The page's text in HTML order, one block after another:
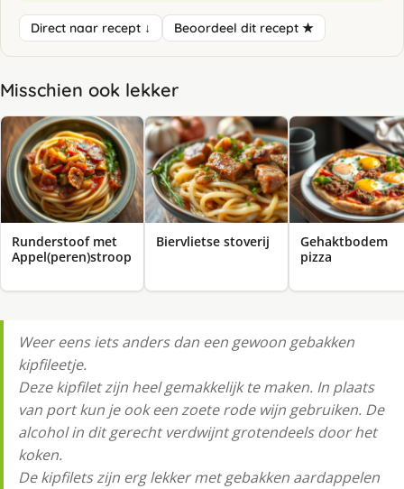
Direct naar recept ↓ Beoordeel dit recept ★
Misschien ook lekker
Runderstoof met
Appel(peren)stroop
Biervlietse stoverij
Gehaktbodem
pizza
Weer eens iets anders dan een gewoon gebakken
kipfileetje.
Deze kipfilet zijn heel gemakkelijk te maken. In plaats
van port kun je ook een zoete rode wijn gebruiken. De
alcohol in dit gerecht verdwijnt grotendeels door het
koken.
De kipfilets zijn erg lekker met gebakken aardappelen